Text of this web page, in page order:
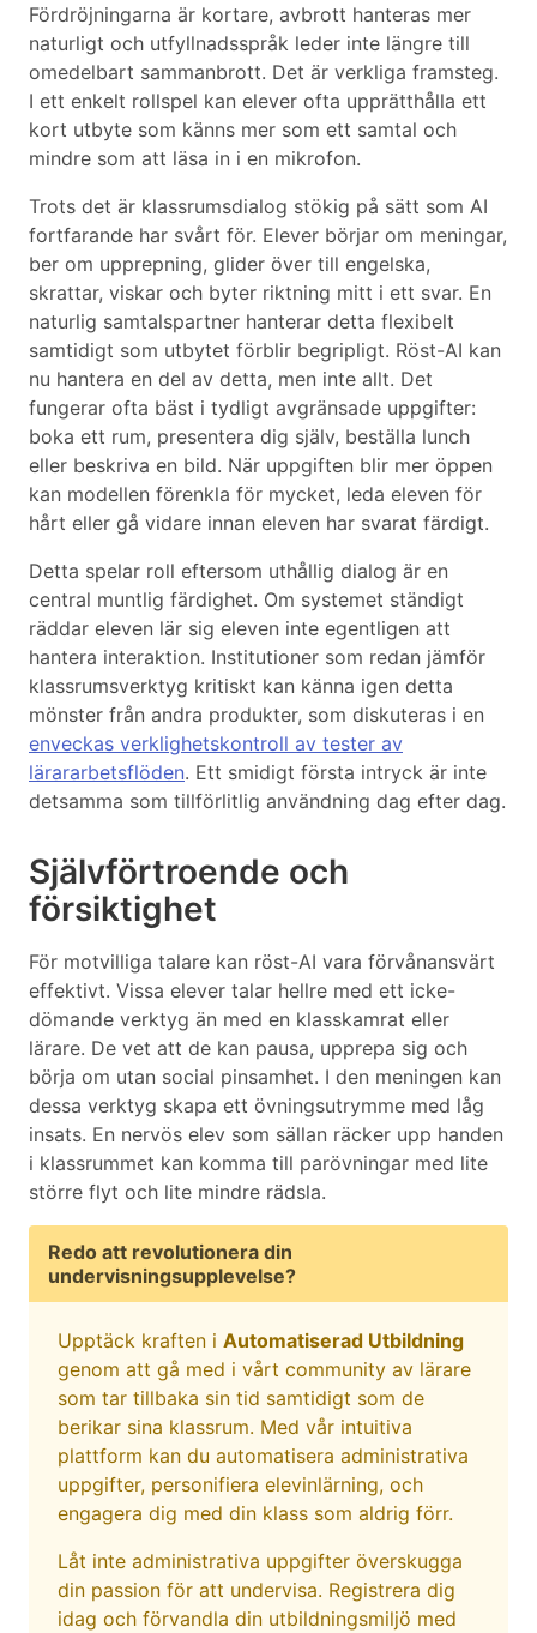
Fördröjningarna är kortare, avbrott hanteras mer
naturligt och utfyllnadsspråk leder inte längre till
omedelbart sammanbrott. Det är verkliga framsteg.
I ett enkelt rollspel kan elever ofta upprätthålla ett
kort utbyte som känns mer som ett samtal och
mindre som att läsa in i en mikrofon.
Trots det är klassrumsdialog stökig på sätt som AI
fortfarande har svårt för. Elever börjar om meningar,
ber om upprepning, glider över till engelska,
skrattar, viskar och byter riktning mitt i ett svar. En
naturlig samtalspartner hanterar detta flexibelt
samtidigt som utbytet förblir begripligt. Röst-AI kan
nu hantera en del av detta, men inte allt. Det
fungerar ofta bäst i tydligt avgränsade uppgifter:
boka ett rum, presentera dig själv, beställa lunch
eller beskriva en bild. När uppgiften blir mer öppen
kan modellen förenkla för mycket, leda eleven för
hårt eller gå vidare innan eleven har svarat färdigt.
Detta spelar roll eftersom uthållig dialog är en
central muntlig färdighet. Om systemet ständigt
räddar eleven lär sig eleven inte egentligen att
hantera interaktion. Institutioner som redan jämför
klassrumsverktyg kritiskt kan känna igen detta
mönster från andra produkter, som diskuteras i en
enveckas verklighetskontroll av tester av
lärararbetsflöden. Ett smidigt första intryck är inte
detsamma som tillförlitlig användning dag efter dag.
Självförtroende och
försiktighet
För motvilliga talare kan röst-AI vara förvånansvärt
effektivt. Vissa elever talar hellre med ett icke-
dömande verktyg än med en klasskamrat eller
lärare. De vet att de kan pausa, upprepa sig och
börja om utan social pinsamhet. I den meningen kan
dessa verktyg skapa ett övningsutrymme med låg
insats. En nervös elev som sällan räcker upp handen
i klassrummet kan komma till parövningar med lite
större flyt och lite mindre rädsla.
Redo att revolutionera din
undervisningsupplevelse?
Upptäck kraften i Automatiserad Utbildning
genom att gå med i vårt community av lärare
som tar tillbaka sin tid samtidigt som de
berikar sina klassrum. Med vår intuitiva
plattform kan du automatisera administrativa
uppgifter, personifiera elevinlärning, och
engagera dig med din klass som aldrig förr.
Låt inte administrativa uppgifter överskugga
din passion för att undervisa. Registrera dig
idag och förvandla din utbildningsmiljö med